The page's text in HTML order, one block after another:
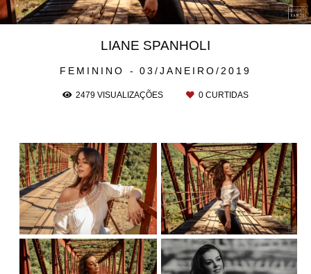
FEMININO 03/JANEIRO/2019
LIANE SPANHOLI
2479 VISUALIZAÇÕES 0 CURTIDAS